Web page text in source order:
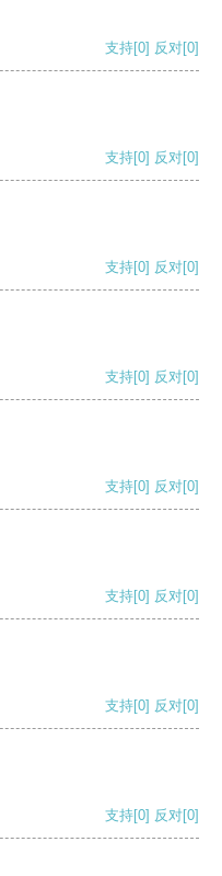
支持[0] 反对[0]
支持[0] 反对[0]
支持[0] 反对[0]
支持[0] 反对[0]
支持[0] 反对[0]
支持[0] 反对[0]
支持[0] 反对[0]
支持[0] 反对[0]